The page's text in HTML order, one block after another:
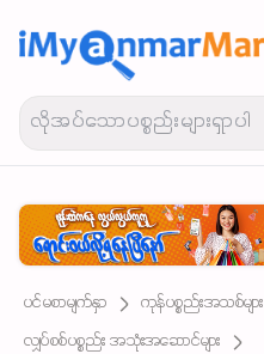
ပင်မစာမျက်နှာ
ကုန်ပစ္စည်းအသစ်များ
လျှပ်စစ်ပစ္စည်း အသုံးအဆောင်များ